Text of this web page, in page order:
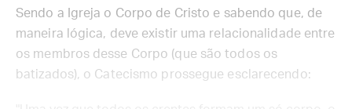
Sendo a Igreja o Corpo de Cristo e sabendo que, de
maneira lógica, deve existir uma relacionalidade entre
os membros desse Corpo (que são todos os
batizados), o Catecismo prossegue esclarecendo: